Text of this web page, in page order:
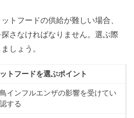
トフードの供給が難しい場合、
さなければなりません。選ぶ際
しょう。
トフードを選ぶポイント
インフルエンザの影響を受けてい
する